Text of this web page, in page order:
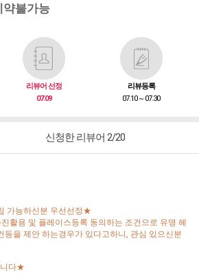
약불가능
리뷰어 선정
07.09
리뷰등록
07.10 ~ 07.30
신청한 리뷰어 2/20
가능하신분 우선선정★
활용 및 플레이스등록 동의하는 조건으로 유명 헤
등을 제안 하는경우가 있다고하니, 관심 있으신분
니다★